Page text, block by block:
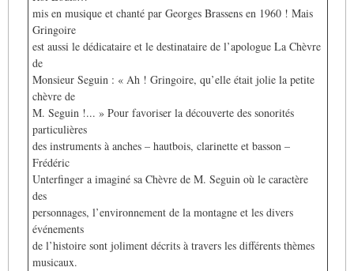
mis en musique et chanté par Georges Brassens en 1960 ! Mais
Gringoire
est aussi le dédicataire et le destinataire de l’apologue La Chèvre
de
Monsieur Seguin : « Ah ! Gringoire, qu’elle était jolie la petite
chèvre de
M. Seguin !... » Pour favoriser la découverte des sonorités
particulières
des instruments à anches – hautbois, clarinette et basson –
Frédéric
Unterfinger a imaginé sa Chèvre de M. Seguin où le caractère
des
personnages, l’environnement de la montagne et les divers
événements
de l’histoire sont joliment décrits à travers les différents thèmes
musicaux.